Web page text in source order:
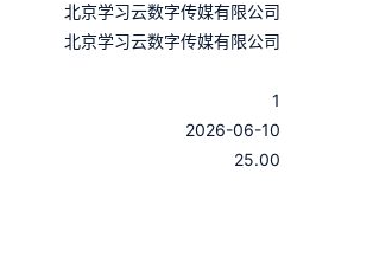
北京学习云数字传媒有限公司
北京学习云数字传媒有限公司
1
2026-06-10
25.00